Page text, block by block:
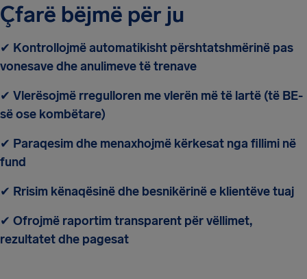
Çfarë bëjmë për ju
✔ Kontrollojmë automatikisht përshtatshmërinë pas
vonesave dhe anulimeve të trenave
✔ Vlerësojmë rregulloren me vlerën më të lartë (të BE-
së ose kombëtare)
✔ Paraqesim dhe menaxhojmë kërkesat nga fillimi në
fund
✔ Rrisim kënaqësinë dhe besnikërinë e klientëve tuaj
✔ Ofrojmë raportim transparent për vëllimet,
rezultatet dhe pagesat